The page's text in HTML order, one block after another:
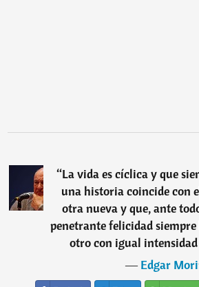
“La vida es cíclica y que
una historia coincide con
otra nueva y que, ante
penetrante felicidad siempre
otro con igual
―Edgar